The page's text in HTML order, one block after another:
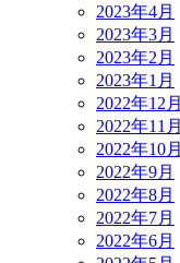
2023年4月
2023年3月
2023年2月
2023年1月
2022年12月
2022年11月
2022年10月
2022年9月
2022年8月
2022年7月
2022年6月